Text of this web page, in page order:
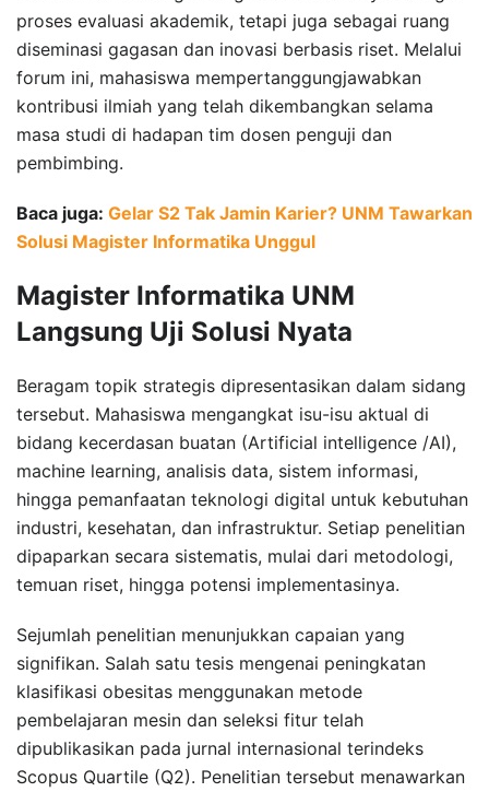
proses evaluasi akademik, tetapi juga sebagai ruang
diseminasi gagasan dan inovasi berbasis riset. Melalui
forum ini, mahasiswa mempertanggungjawabkan
kontribusi ilmiah yang telah dikembangkan selama
masa studi di hadapan tim dosen penguji dan
pembimbing.
Baca juga: Gelar S2 Tak Jamin Karier? UNM Tawarkan
Solusi Magister Informatika Unggul
Magister Informatika UNM
Langsung Uji Solusi Nyata
Beragam topik strategis dipresentasikan dalam sidang
tersebut. Mahasiswa mengangkat isu-isu aktual di
bidang kecerdasan buatan (Artificial intelligence /AI),
machine learning, analisis data, sistem informasi,
hingga pemanfaatan teknologi digital untuk kebutuhan
industri, kesehatan, dan infrastruktur. Setiap penelitian
dipaparkan secara sistematis, mulai dari metodologi,
temuan riset, hingga potensi implementasinya.
Sejumlah penelitian menunjukkan capaian yang
signifikan. Salah satu tesis mengenai peningkatan
klasifikasi obesitas menggunakan metode
pembelajaran mesin dan seleksi fitur telah
dipublikasikan pada jurnal internasional terindeks
Scopus Quartile (Q2). Penelitian tersebut menawarkan